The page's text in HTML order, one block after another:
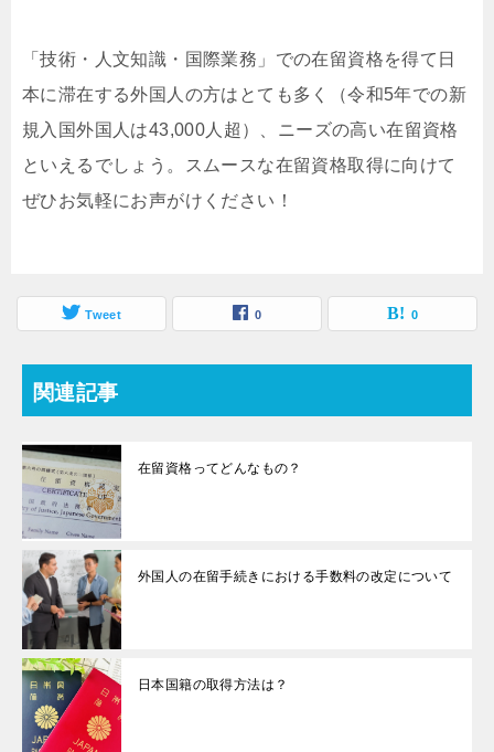
「技術・人文知識・国際業務」での在留資格を得て日
本に滞在する外国人の方はとても多く（令和5年での新
規入国外国人は43,000人超）、ニーズの高い在留資格
といえるでしょう。スムースな在留資格取得に向けて
ぜひお気軽にお声がけください！
Tweet 0 0
関連記事
在留資格ってどんなもの？
外国人の在留手続きにおける手数料の改定について
日本国籍の取得方法は？